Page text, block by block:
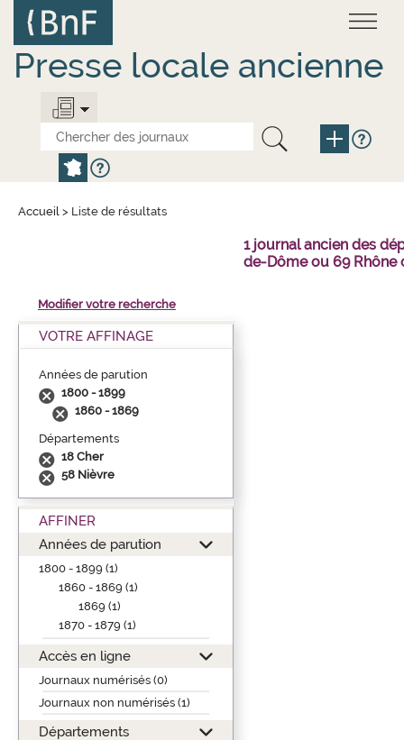
contenu
principal
Presse locale ancienne
Accueil > Liste de résultats
1 journal ancien des
de-Dôme ou 69 Rhône
Modifier votre recherche
VOTRE AFFINAGE
Années de parution
1800 - 1899
1860 - 1869
Départements
18 Cher
58 Nièvre
AFFINER
Années de parution
1800 - 1899 (1)
1860 - 1869 (1)
1869 (1)
1870 - 1879 (1)
Accès en ligne
Journaux numérisés (0)
Journaux non numérisés (1)
Départements
Panneau de gestion des cookies